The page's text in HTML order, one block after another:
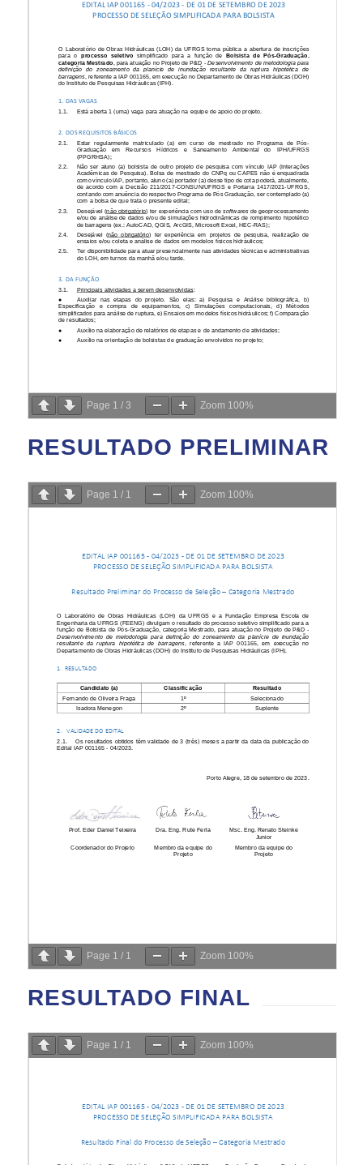
Page 1 / 3 Zoom 100%
RESULTADO PRELIMINAR
Page 1 / 1 Zoom 100%
Page 1 / 1 Zoom 100%
RESULTADO FINAL
Page 1 / 1 Zoom 100%